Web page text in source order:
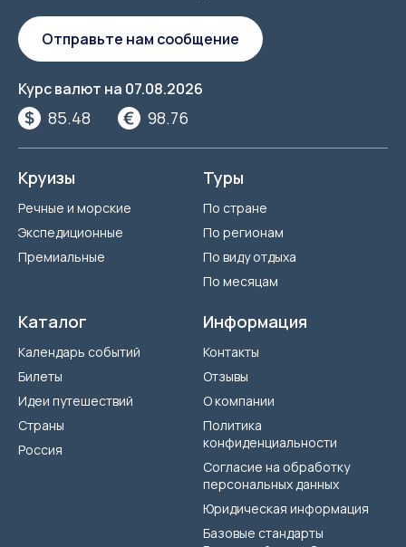
Курс валют на 07.08.2026
85.48 98.76
Отправьте нам сообщение
Круизы
Речные и морские
Экспедиционные
Премиальные
Туры
По стране
По регионам
По виду отдыха
По месяцам
Каталог
Календарь событий
Билеты
Идеи путешествий
Страны
Россия
Информация
Контакты
Отзывы
О компании
Политика
конфиденциальности
Согласие на обработку
персональных данных
Юридическая информация
Базовые стандарты